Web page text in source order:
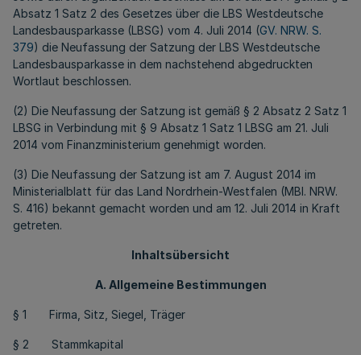
Absatz 1 Satz 2 des Gesetzes über die LBS Westdeutsche
Landesbausparkasse (LBSG) vom 4. Juli 2014 (GV. NRW. S.
379) die Neufassung der Satzung der LBS Westdeutsche
Landesbausparkasse in dem nachstehend abgedruckten
Wortlaut beschlossen.
(2) Die Neufassung der Satzung ist gemäß § 2 Absatz 2 Satz 1
LBSG in Verbindung mit § 9 Absatz 1 Satz 1 LBSG am 21. Juli
2014 vom Finanzministerium genehmigt worden.
(3) Die Neufassung der Satzung ist am 7. August 2014 im
Ministerialblatt für das Land Nordrhein-Westfalen (MBl. NRW.
S. 416) bekannt gemacht worden und am 12. Juli 2014 in Kraft
getreten.
Inhaltsübersicht
A. Allgemeine Bestimmungen
§ 1 Firma, Sitz, Siegel, Träger
§ 2 Stammkapital